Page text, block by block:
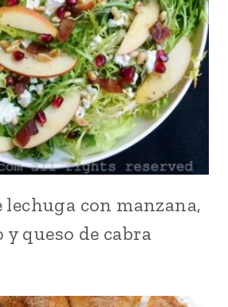
NOCHEBUENA
|
NORTEAMERICA
|
PARA
FIESTAS
|
PLATO
PRINCIPAL
|
GALLINA
|
PARA
FÁCILES
lechuga con manzana,
queso de cabra